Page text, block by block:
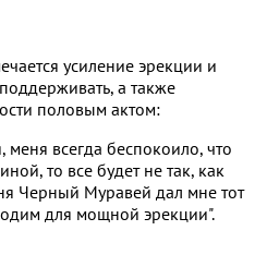
усиление эрекции и
а также
половым актом:
всегда беспокоило, что
то все будет не так, как
Черный Муравей дал мне тот
для мощной эрекции".